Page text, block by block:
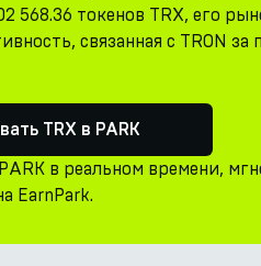
568.36 токенов TRX, его
связанная с TRON
TRX в PARK
в реальном времени,
EarnPark.